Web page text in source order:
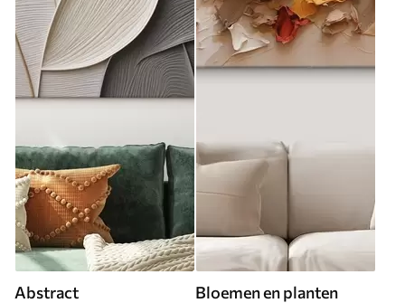
Abstract Bloemen en planten